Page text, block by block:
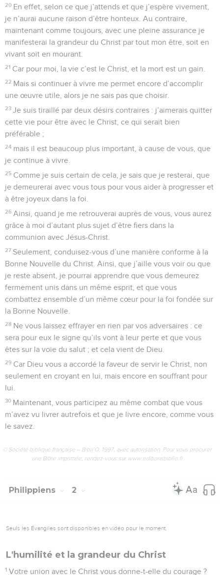
3 Ne faites rien par esprit de rivalité ou par désir inutile de
briller, mais, avec humilité, considérez les autres comme
supérieurs à vous-mêmes.
4 Que personne ne recherche son propre intérêt, mais que
chacun de vous pense à celui des autres.
5 Comportez-vous entre vous comme on le fait quand on
connaît Jésus-Christ :
6 Il possédait depuis toujours la condition divine, mais il n’a
pas voulu demeurer de force l’égal de Dieu.
7 Au contraire, il a de lui-même renoncé à tout ce qu’il avait
et il a pris la condition de serviteur. Il est devenu homme
parmi les hommes, il a été reconnu comme homme ;
8 il a choisi de vivre dans l’humilité et s’est montré obéissant
jusqu’à la mort, la mort sur une croix.
9 C’est pourquoi Dieu l’a élevé à la plus haute place et lui a
donné le nom supérieur à tout autre nom.
10 Il a voulu que, pour honorer le nom de Jésus, tous les
êtres, dans les cieux, sur la terre et sous la terre, se mettent à
genoux,
11 et que tous proclament, à la gloire de Dieu le Père :
« Jésus-Christ est le Seigneur ! ».
Briller comme des lumières dans le monde
Ainsi, mes chers amis, vous m’avez toujours obéi quand je
maintenant que je suis absent. Menez à bien votre salut
humblement, avec respect,
et de réaliser ce qui est conforme à son propre plan.
Faites tout sans plaintes ni contestations,
Dieu sans défaut au milieu des gens faux et mauvais de ce
monde. Vous devez briller parmi eux comme les étoiles dans
en leur présentant le message de vie. Ainsi, je pourrai être
fier de vous au jour de la venue du Christ, car mon travail et
Peut-être mon sang va-t-il être versé, comme une offrande
ajoutée au sacrifice que votre foi présente à Dieu. Si tel doit
De même, vous aussi vous devez être heureux et
Timothée et Épaphrodite